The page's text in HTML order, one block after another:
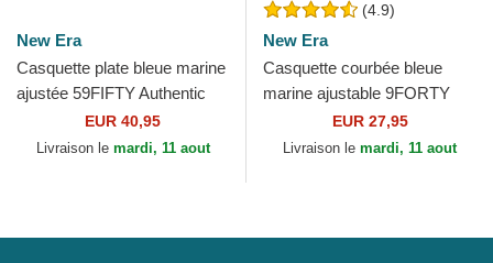
New Era
Casquette plate bleue marine
ajustée 59FIFTY Authentic
On Field Seattle Mariners
MLB New Era
EUR 40,95
Livraison le mardi, 11 aout
(4.9)
New Era
Casquette courbée bleue
marine ajustable 9FORTY
The League New England
Patriots NFL New Era
EUR 27,95
Livraison le mardi, 11 aout